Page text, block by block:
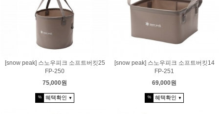
[snow peak] 스노우피크 소프트버킷25
FP-250
75,000원
% 혜택확인 ▼
[snow peak] 스노우피크 소프트버킷14
FP-251
69,000원
% 혜택확인 ▼